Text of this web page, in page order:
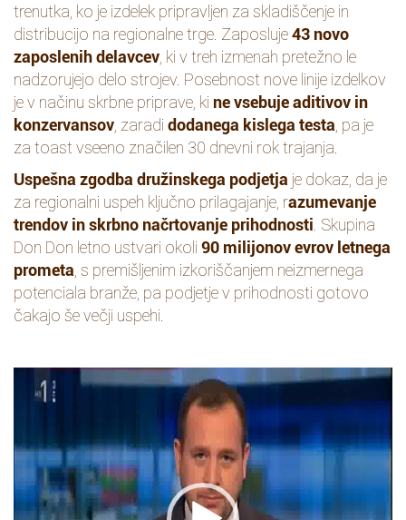
trenutka, ko je izdelek pripravljen za skladiščenje in
distribucijo na regionalne trge. Zaposluje43 novo
zaposlenih delavcev , ki v treh izmenah pretežno le
nadzorujejo delo strojev. Posebnost nove linije izdelkov
je v načinu skrbne priprave, ki ne vsebuje aditivov in
konzervansov , zaradi dodanega kislega testa , pa je
za toast vseeno značilen 30 dnevni rok trajanja.
Uspešna zgodba družinskega podjetja je dokaz, da je
za regionalni uspeh ključno prilagajanje, razumevanje
trendov in skrbno načrtovanje prihodnosti . Skupina
Don Don letno ustvari okoli 90 milijonov evrov letnega
prometa , s premišljenim izkoriščanjem neizmernega
potenciala branže, pa podjetje v prihodnosti gotovo
čakajo še večji uspehi.
Predvajalnik
videa